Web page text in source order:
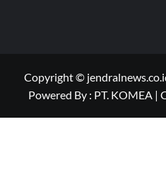
Copyright ©
Powered By : PT. KOMEA |